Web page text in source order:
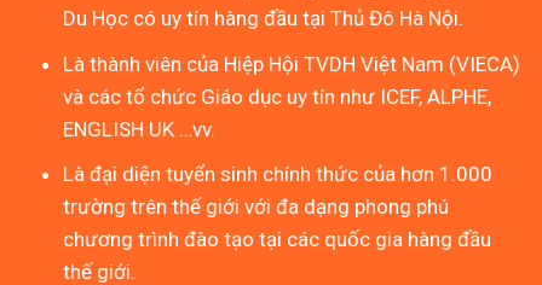
Du Học có uy tín hàng đầu tại Thủ Đô Hà Nội.
Là thành viên của Hiệp Hội TVDH Việt Nam (VIECA)
và các tổ chức Giáo dục uy tín như ICEF, ALPHE,
ENGLISH UK …vv.
Là đại diện tuyển sinh chính thức của hơn 1.000
trường trên thế giới với đa dạng phong phú
chương trình đào tạo tại các quốc gia hàng đầu
thế giới.